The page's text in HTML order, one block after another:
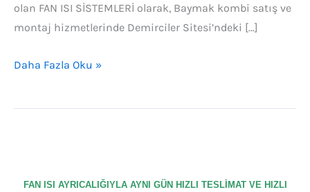
FAN ISI AYRICALIĞIYLA AYNI GÜN HIZLI TESLİMAT VE HIZLI
olan FAN ISI SİSTEMLERİ olarak, Baymak kombi satış ve
montaj hizmetlerinde Demirciler Sitesi’ndeki […]
Daha Fazla Oku »